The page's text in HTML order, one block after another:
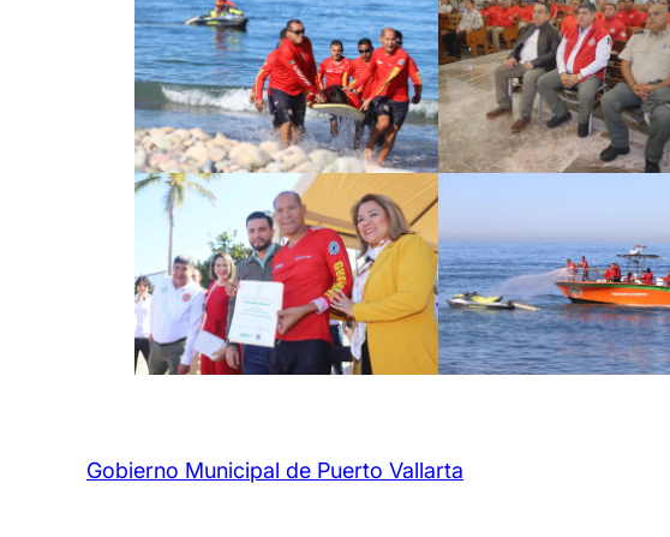
Gobierno Municipal de Puerto Vallarta